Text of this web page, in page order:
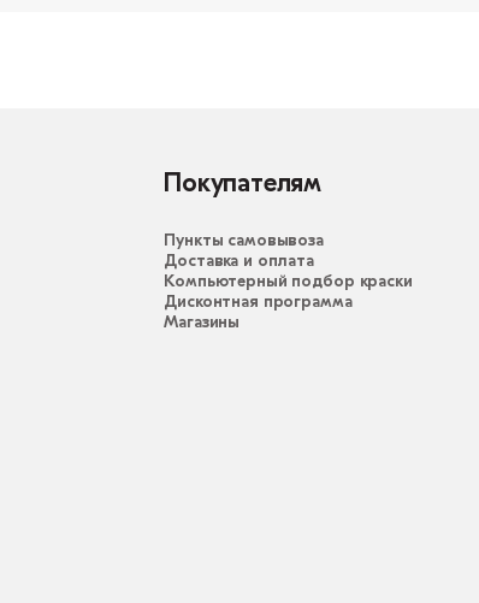
Покупателям
Пункты самовывоза
Доставка и оплата
Компьютерный подбор краски
Дисконтная программа
Магазины